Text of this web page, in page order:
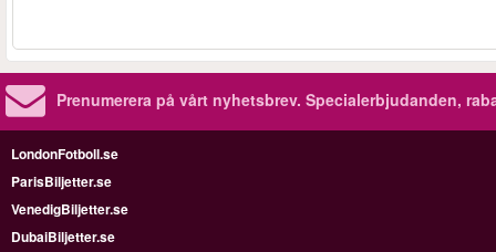
Prenumerera på vårt nyhetsbrev. Specialerbjudanden,
LondonFotboll.se
ParisBiljetter.se
VenedigBiljetter.se
DubaiBiljetter.se